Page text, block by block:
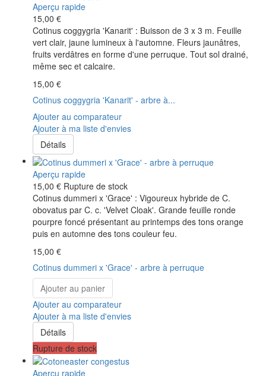
Aperçu rapide
15,00 €
Cotinus coggygria 'Kanarit' : Buisson de 3 x 3 m. Feuille
vert clair, jaune lumineux à l'automne. Fleurs jaunâtres,
fruits verdâtres en forme d'une perruque. Tout sol drainé,
même sec et calcaire.
15,00 €
Cotinus coggygria 'Kanarit' - arbre à...
Ajouter au comparateur
Ajouter à ma liste d'envies
Détails
Aperçu rapide
15,00 € Rupture de stock
Cotinus dummeri x 'Grace' : Vigoureux hybride de C.
obovatus par C. c. 'Velvet Cloak'. Grande feuille ronde
pourpre foncé présentant au printemps des tons orange
puis en automne des tons couleur feu.
15,00 €
Cotinus dummeri x 'Grace' - arbre à perruque
Ajouter au panier
Ajouter au comparateur
Ajouter à ma liste d'envies
Détails
Rupture de stock
Aperçu rapide